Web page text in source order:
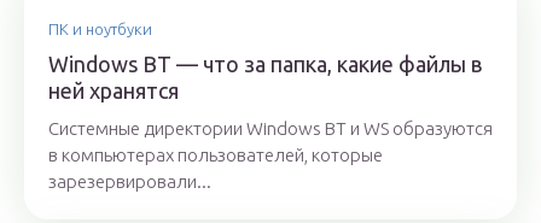
ПК и ноутбуки
Windows BT — что за папка, какие файлы в
ней хранятся
Системные директории Windows BT и WS образуются
в компьютерах пользователей, которые
зарезервировали...